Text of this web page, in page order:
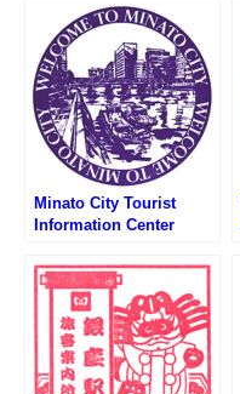
(東京タワー・港区観光イ
ンフォメーションセンタ
ーのスタンプ)
Minato City Tourist
Information Center
Square (札の辻スクエ
ア・港区観光インフォメ
ーションセンターのスタ
ンプ)